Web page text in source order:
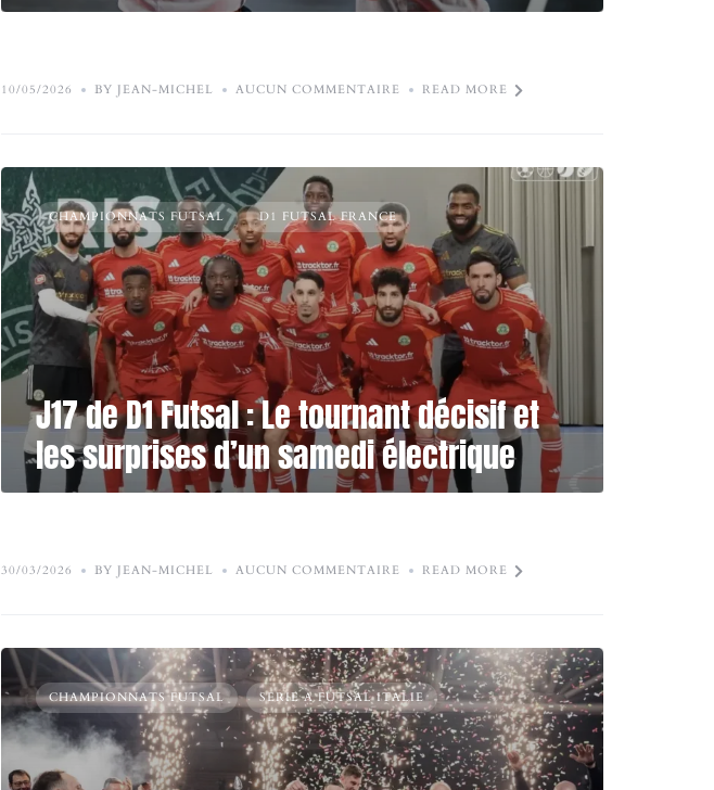
10/05/2026 BY JEAN-MICHEL AUCUN COMMENTAIRE READ MORE
CHAMPIONNATS FUTSAL D1 FUTSAL FRANCE
J17 de D1 Futsal : Le tournant décisif et
les surprises d’un samedi électrique
30/03/2026 BY JEAN-MICHEL AUCUN COMMENTAIRE READ MORE
CHAMPIONNATS FUTSAL SERIE A FUTSAL ITALIE